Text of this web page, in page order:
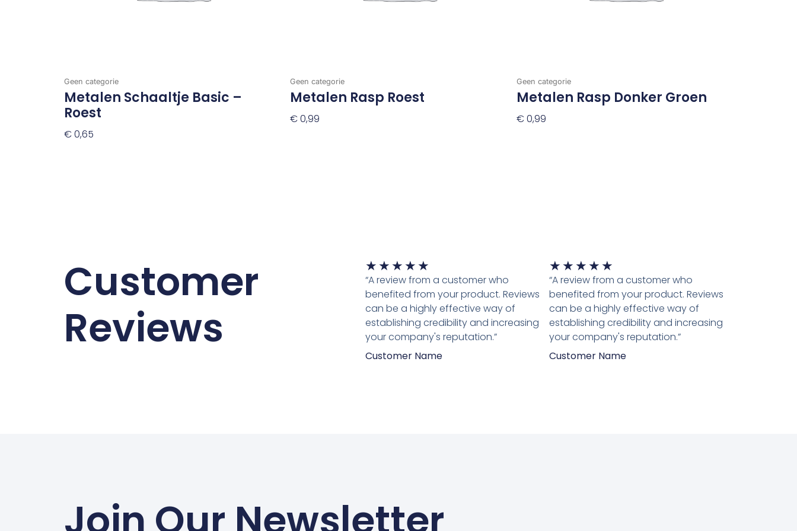
Geen categorie
Metalen Schaaltje Basic –
Roest
€0,65
Geen categorie
Metalen Rasp Roest
€0,99
Geen categorie
Metalen Rasp Donker Groen
€0,99
Customer
Reviews
★ ★ ★ ★ ★
5
van
5
“A review from a customer who
benefited from your product. Reviews
can be a highly effective way of
establishing credibility and increasing
your company's reputation.”
Customer Name
★ ★ ★ ★ ★
5
van
5
“A review from a customer who
benefited from your product. Reviews
can be a highly effective way of
establishing credibility and increasing
your company's reputation.”
Customer Name